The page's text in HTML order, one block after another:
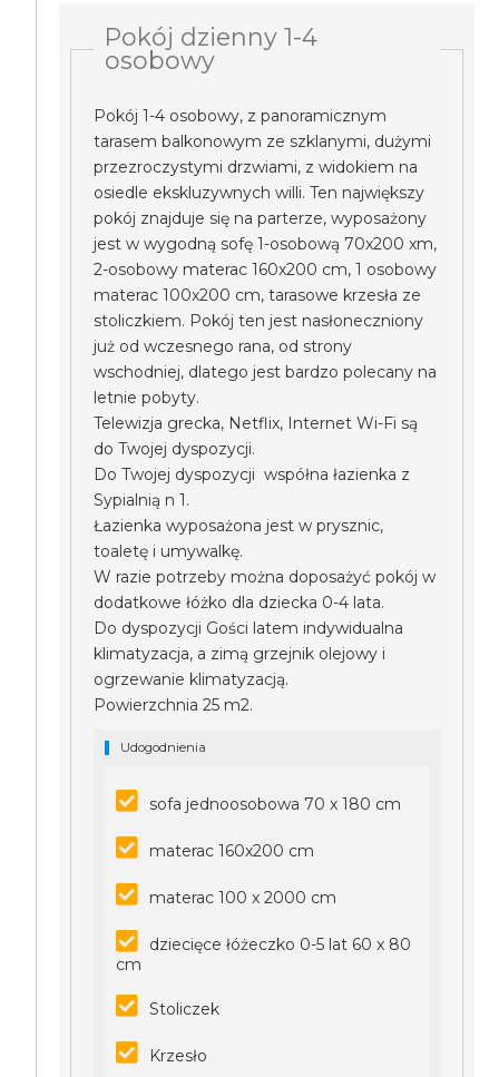
Pokój dzienny 1-4
osobowy
Pokój 1-4 osobowy, z panoramicznym
tarasem balkonowym ze szklanymi, dużymi
przezroczystymi drzwiami, z widokiem na
osiedle ekskluzywnych willi. Ten największy
pokój znajduje się na parterze, wyposażony
jest w wygodną sofę 1-osobową 70x200 xm,
2-osobowy materac 160x200 cm, 1 osobowy
materac 100x200 cm, tarasowe krzesła ze
stoliczkiem. Pokój ten jest nasłoneczniony
już od wczesnego rana, od strony
wschodniej, dlatego jest bardzo polecany na
letnie pobyty.
Telewizja grecka, Netflix, Internet Wi-Fi są
do Twojej dyspozycji.
Do Twojej dyspozycji współna łazienka z
Sypialnią n 1.
Łazienka wyposażona jest w prysznic,
toaletę i umywalkę.
W razie potrzeby można doposażyć pokój w
dodatkowe łóżko dla dziecka 0-4 lata.
Do dyspozycji Gości latem indywidualna
klimatyzacja, a zimą grzejnik olejowy i
ogrzewanie klimatyzacją.
Powierzchnia 25 m2.
Udogodnienia
sofa jednoosobowa 70 x 180 cm
materac 160x200 cm
materac 100 x 2000 cm
dziecięce łóżeczko 0-5 lat 60 x 80
cm
Stoliczek
Krzesło